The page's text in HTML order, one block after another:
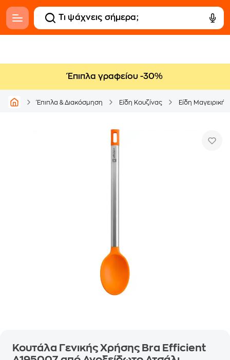
Έπιπλα γραφείου -30%
Έπιπλα & Διακόσμηση Είδη Κουζίνας Είδη
Κουτάλα Γενικής Χρήσης Bra Efficient